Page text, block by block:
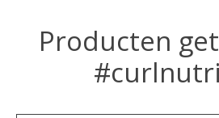
Producten